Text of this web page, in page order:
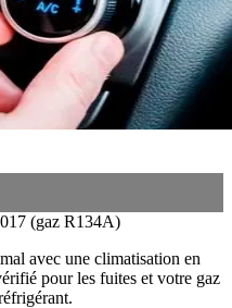
(gaz R134A)
avec une climatisation en
pour les fuites et votre gaz